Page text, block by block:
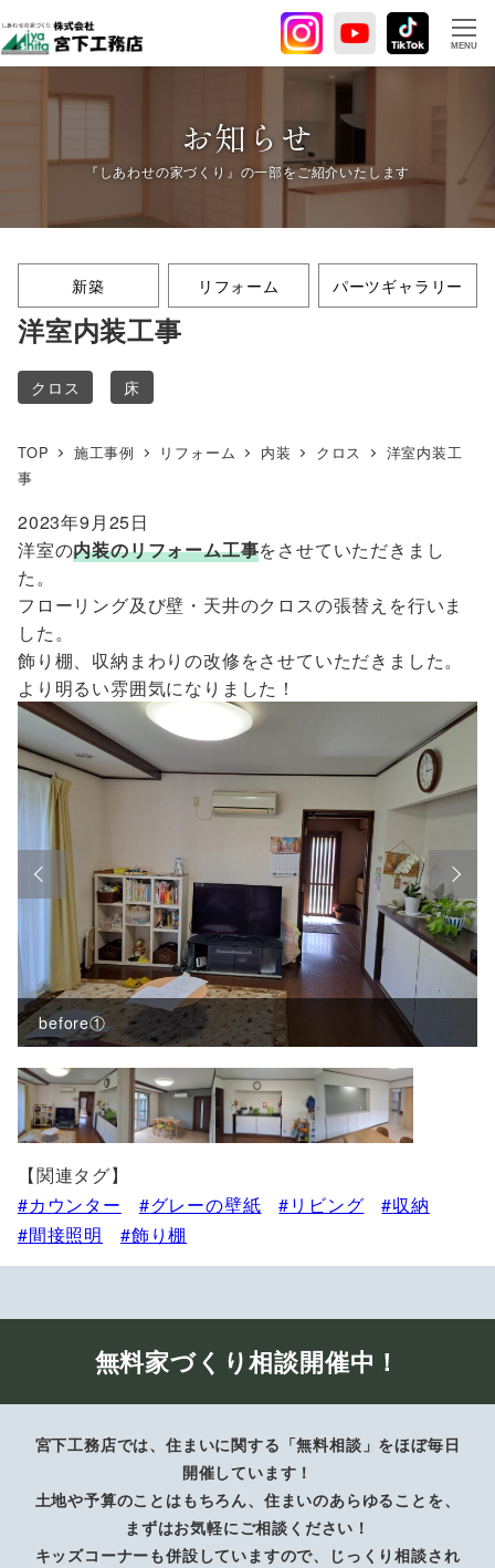
イ
ン
へ
MENU
お知らせ
新築 リフォーム パーツギャラリー
洋室内装工事
クロス 床
TOP 施工事例 リフォーム 内装 クロス
洋室内装工
事
2023年9月25日
洋室の内装のリフォーム工事をさせていただきまし
た。
フローリング及び壁・天井のクロスの張替えを行いま
した。
飾り棚、収納まわりの改修をさせていただきました。
より明るい雰囲気になりました！
before①
【関連タグ】
カウンター
グレーの壁紙 リビング
収納
間接照明
飾り棚
無料家づくり相談開催中！
宮下工務店では、住まいに関する「無料相談」をほぼ毎日
開催しています！
土地や予算のことはもちろん、住まいのあらゆることを、
まずはお気軽にご相談ください！
キッズコーナーも併設していますので、じっくり相談され